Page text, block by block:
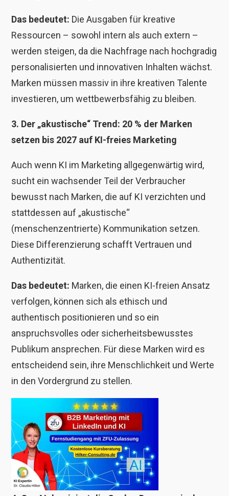
Das bedeutet: Die Ausgaben für kreative
Ressourcen – sowohl intern als auch extern –
werden steigen, da die Nachfrage nach hochgradig
personalisierten und innovativen Inhalten wächst.
Marken müssen massiv in ihre kreativen Talente
investieren, um wettbewerbsfähig zu bleiben.
3. Der „akustische“ Trend: 20 % der Marken
setzen bis 2027 auf KI-freies Marketing
Auch wenn KI im Marketing allgegenwärtig wird,
sucht ein wachsender Teil der Verbraucher
bewusst nach Marken, die auf KI verzichten und
stattdessen auf „akustische“
(menschenzentrierte) Kommunikation setzen.
Diese Differenzierung schafft Vertrauen und
Authentizität.
Das bedeutet: Marken, die einen KI-freien Ansatz
verfolgen, können sich als ethisch und
authentisch positionieren und so ein
anspruchsvolles oder sicherheitsbewusstes
Publikum ansprechen. Für diese Marken wird es
entscheidend sein, ihre Menschlichkeit und Werte
in den Vordergrund zu stellen.